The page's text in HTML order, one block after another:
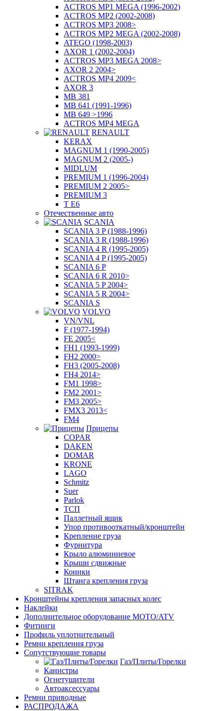
ACTROS MP1 MEGA (1996-2002)
ACTROS MP2 (2002-2008)
ACTROS MP3 2008>
ACTROS MP2 MEGA (2002-2008)
ATEGO (1998-2003)
AXOR 1 (2002-2004)
ACTROS MP3 MEGA 2008>
AXOR 2 2004>
ACTROS MP4 2009<
AXOR 3
MB 381
MB 641 (1991-1996)
MB 649 >1996
ACTROS MP4 MEGA
RENAULT
KERAX
MAGNUM 1 (1990-2005)
MAGNUM 2 (2005-)
MIDLUM
PREMIUM 1 (1996-2004)
PREMIUM 2 2005>
PREMIUM 3
T E6
Отечественные авто
SCANIA
SCANIA 3 P (1988-1996)
SCANIA 3 R (1988-1996)
SCANIA 4 R (1995-2005)
SCANIA 4 P (1995-2005)
SCANIA 6 P
SCANIA 6 R 2010>
SCANIA 5 P 2004>
SCANIA 5 R 2004>
SCANIA S
VOLVO
VN/VNL
F (1977-1994)
FE 2005<
FH1 (1993-1999)
FH2 2000>
FH3 (2005-2008)
FH4 2014>
FM1 1998>
FM2 2001>
FM3 2005>
FMX3 2013<
FM4
Прицепы
COPAR
DAKEN
DOMAR
KRONE
LAGO
Schmitz
Suer
Parlok
ТСП
Паллетный ящик
Упор противооткатный/кронштейн
Крепление груза
Фурнитура
Крыло алюминиевое
Крыши сдвижные
Коники
Штанга крепления груза
SITRAK
Кронштейны крепления запасных колес
Наклейки
Дополнительное оборудование MOTO/ATV
Фитинги
Профиль уплотнительный
Ремни крепления груза
Сопутствующие товары
Газ/Плиты/Горелки
Канистры
Огнетушители
Автоаксессуары
Ремни приводные
РАСПРОДАЖА